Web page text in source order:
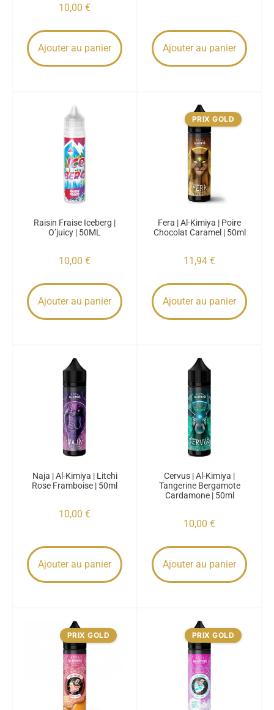
10,00 €
Ajouter au panier Ajouter au panier
Raisin Fraise Iceberg |
O’juicy | 50ML
10,00 €
Ajouter au panier
PRIX GOLD
Fera | Al-Kimiya | Poire
Chocolat Caramel | 50ml
11,94 €
Ajouter au panier
Naja | Al-Kimiya | Litchi
Rose Framboise | 50ml
10,00 €
Ajouter au panier
Cervus | Al-Kimiya |
Tangerine Bergamote
Cardamone | 50ml
10,00 €
Ajouter au panier
PRIX GOLD PRIX GOLD